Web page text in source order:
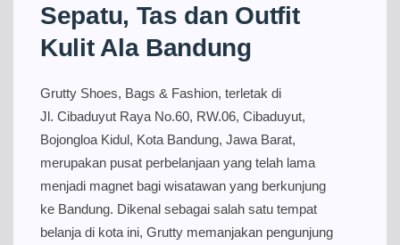
Sepatu, Tas dan Outfit
Kulit Ala Bandung
Grutty Shoes, Bags & Fashion, terletak di
Jl. Cibaduyut Raya No.60, RW.06, Cibaduyut,
Bojongloa Kidul, Kota Bandung, Jawa Barat,
merupakan pusat perbelanjaan yang telah lama
menjadi magnet bagi wisatawan yang berkunjung
ke Bandung. Dikenal sebagai salah satu tempat
belanja di kota ini, Grutty memanjakan pengunjung